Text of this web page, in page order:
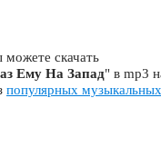
скачать
Ему На Запад" в mp3
популярных музыкальных